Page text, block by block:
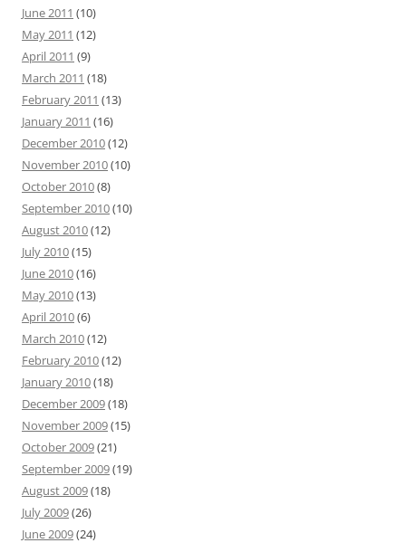
June 2011 (10)
May 2011 (12)
April 2011 (9)
March 2011 (18)
February 2011 (13)
January 2011 (16)
December 2010(12)
November 2010(10)
October 2010(8)
September 2010(10)
August 2010(12)
July 2010(15)
June 2010(16)
May 2010(13)
April 2010(6)
March 2010(12)
February 2010(12)
January 2010(18)
December 2009(18)
November 2009(15)
October 2009(21)
September 2009(19)
August 2009(18)
July 2009(26)
June 2009(24)